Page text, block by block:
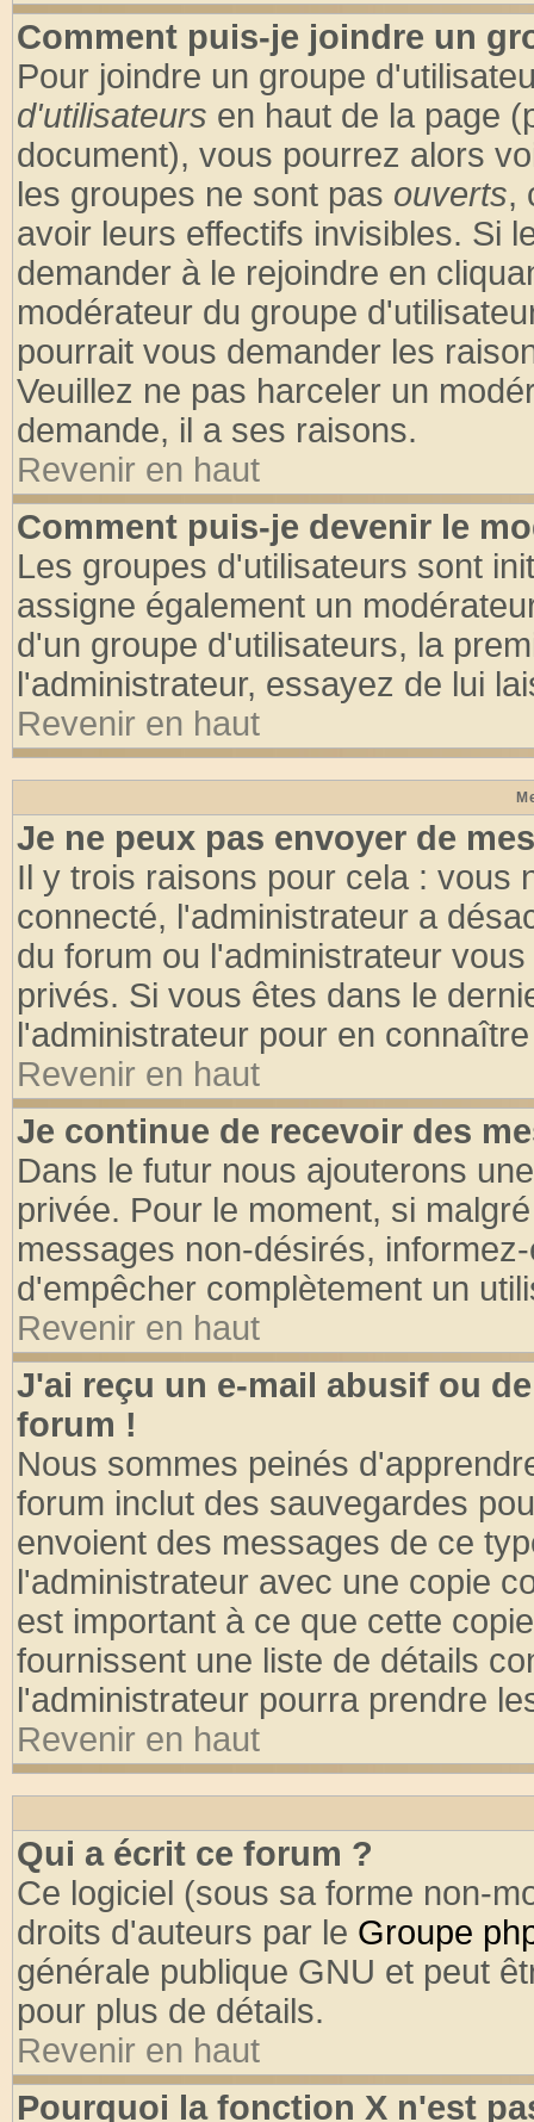
Comment puis-je joindre un
Pour joindre un groupe
d'utilisateurs en haut de la page
document), vous pourrez alors
les groupes ne sont pas ouverts,
avoir leurs effectifs invisibles. Si
demander à le rejoindre en
modérateur du groupe
pourrait vous demander les
Veuillez ne pas harceler un
demande, il a ses raisons.
Revenir en haut
Comment puis-je devenir le
Les groupes d'utilisateurs sont
assigne également un
d'un groupe d'utilisateurs, la
l'administrateur, essayez de lui
Revenir en haut
Je ne peux pas envoyer de
Il y trois raisons pour cela : vous
connecté, l'administrateur a
du forum ou l'administrateur
privés. Si vous êtes dans le
l'administrateur pour en
Revenir en haut
Je continue de recevoir des
Dans le futur nous ajouterons
privée. Pour le moment, si
messages non-désirés,
d'empêcher complètement un
Revenir en haut
J'ai reçu un e-mail abusif ou
forum !
Nous sommes peinés
forum inclut des sauvegardes
envoient des messages de ce
l'administrateur avec une copie
est important à ce que cette
fournissent une liste de détails
l'administrateur pourra prendre
Revenir en haut
Qui a écrit ce forum ?
Ce logiciel (sous sa forme non-
droits d'auteurs par le Groupe
générale publique GNU et peut
pour plus de détails.
Revenir en haut
Pourquoi la fonction X n'est